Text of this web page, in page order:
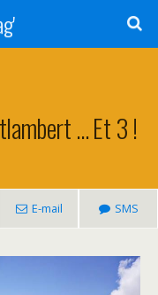
… Et 3 !
E-mail SMS